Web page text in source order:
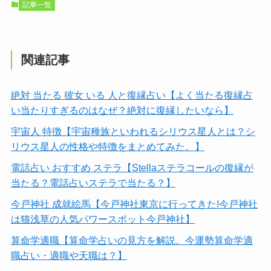
記事一覧
関連記事
絶対 当たる 彼女 いる 人と復縁占い【よく当たる復縁占
い当たりすぎるのはなぜ？絶対に復縁したいなら】
宇宙人 特徴【宇宙種族といわれるシリウス星人とは？シ
リウス星人の性格や特徴をまとめてみた。】
電話占い おすすめ ステラ【Stellaステラコールの復縁が
当たる？電話占いステラで当たる？】
今戸神社 成就絵馬【今戸神社東京に行ってきた!今戸神社
は猫浅草の人気パワースポット今戸神社】
算命学適職【算命学占いの見方を解説。今運勢算命学適
職占い・適職や天職は？】